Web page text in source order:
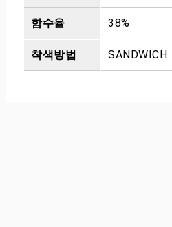
함수율 38%
착색방법 SANDWICH